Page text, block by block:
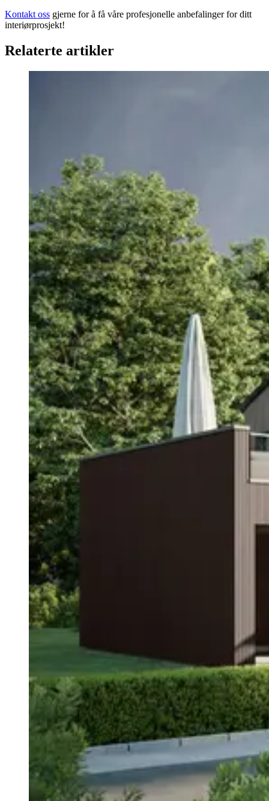
Kontakt oss gjerne for å få våre profesjonelle anbefalinger for ditt
interiørprosjekt!
Relaterte artikler